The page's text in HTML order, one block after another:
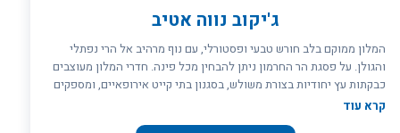
ג'יקוב נווה אטיב
המלון ממוקם בלב חורש טבעי ופסטורלי, עם נוף מרהיב אל הרי נפתלי
והגולן. על פסגת הר החרמון ניתן להבחין מכל פינה. חדרי המלון מעוצבים
כבקתות עץ יחודיות בצורת משולש, בסגנון בתי קייט אירופאיים, ומספקים
תחושת חופשה מיוחדת שמזמינה להרגיש כאילו אתם בחו"ל, מבלי
קרא עוד